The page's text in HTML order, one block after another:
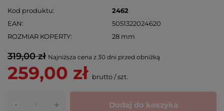
Kod produktu
2462
EAN
5051322024620
ROZMIAR KOPERTY
28 mm
319,00 zł Najniższa cena z 30 dni przed obniżką
259,00 zł brutto/szt.
- + Dodaj do koszyka